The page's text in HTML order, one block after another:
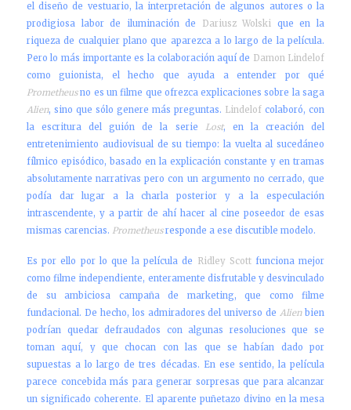
el diseño de vestuario, la interpretación de algunos autores o la
prodigiosa labor de iluminación de Dariusz Wolski que en la
riqueza de cualquier plano que aparezca a lo largo de la película.
Pero lo más importante es la colaboración aquí de Damon Lindelof
como guionista, el hecho que ayuda a entender por qué
Prometheusno es un filme que ofrezca explicaciones sobre la saga
Alien, sino que sólo genere más preguntas. Lindelof colaboró, con
la escritura del guión de la serie Lost, en la creación del
entretenimiento audiovisual de su tiempo: la vuelta al sucedáneo
fílmico episódico, basado en la explicación constante y en tramas
absolutamente narrativas pero con un argumento no cerrado, que
podía dar lugar a la charla posterior y a la especulación
intrascendente, y a partir de ahí hacer al cine poseedor de esas
mismas carencias. Prometheusresponde a ese discutible modelo.
Es por ello por lo que la película de Ridley Scottfunciona mejor
como filme independiente, enteramente disfrutable y desvinculado
de su ambiciosa campaña de marketing, que como filme
fundacional. De hecho, los admiradores del universo deAlienbien
podrían quedar defraudados con algunas resoluciones que se
toman aquí, y que chocan con las que se habían dado por
supuestas a lo largo de tres décadas. En ese sentido, la película
parece concebida más para generar sorpresas que para alcanzar
un significado coherente. El aparente puñetazo divino en la mesa